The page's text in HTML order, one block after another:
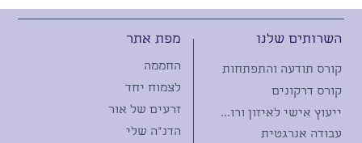
השרותים שלנו
קורס תודעה והתפתחות
קורס דרקונים
ייעוץ אישי לאיזון ורווחה
עבודה אנרגטית
מפת אתר
החממה
לצמוח יחד
זרעים של אור
הדנ"ה שלי